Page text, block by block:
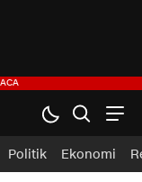
Politik Ekonomi